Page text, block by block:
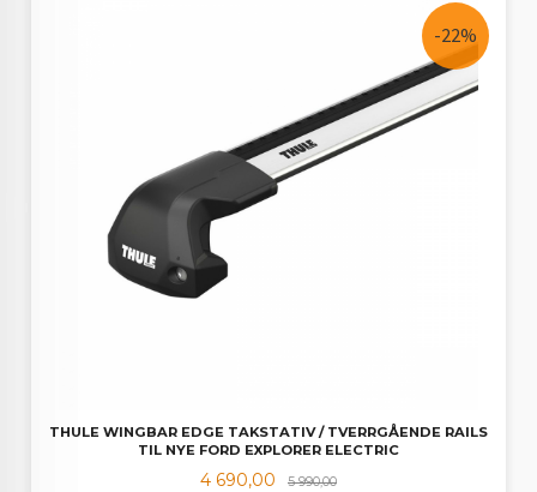
THULE WINGBAR EDGE TAKSTATIV / TVERRGÅENDE RAILS
TIL NYE FORD EXPLORER ELECTRIC
Tilbud
4 690,00 5 990,00Rabatt
-22%